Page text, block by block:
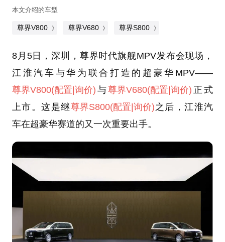
本文介绍的车型
尊界V800 尊界V680 尊界S800
8月5日，深圳，尊界时代旗舰MPV发布会现场，
江淮汽车与华为联合打造的超豪华MPV——
尊界V800(配置 |询价) 与尊界V680(配置 |询价) 正式
上市。这是继尊界S800(配置 |询价) 之后，江淮汽
车在超豪华赛道的又一次重要出手。